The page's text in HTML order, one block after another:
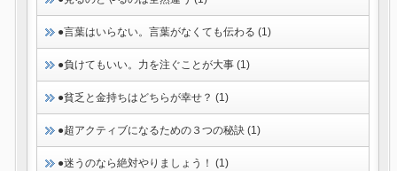
●言葉はいらない。言葉がなくても伝わる (1)
●負けてもいい。力を注ぐことが大事 (1)
●貧乏と金持ちはどちらが幸せ？ (1)
●超アクティブになるための３つの秘訣 (1)
●迷うのなら絶対やりましょう！ (1)